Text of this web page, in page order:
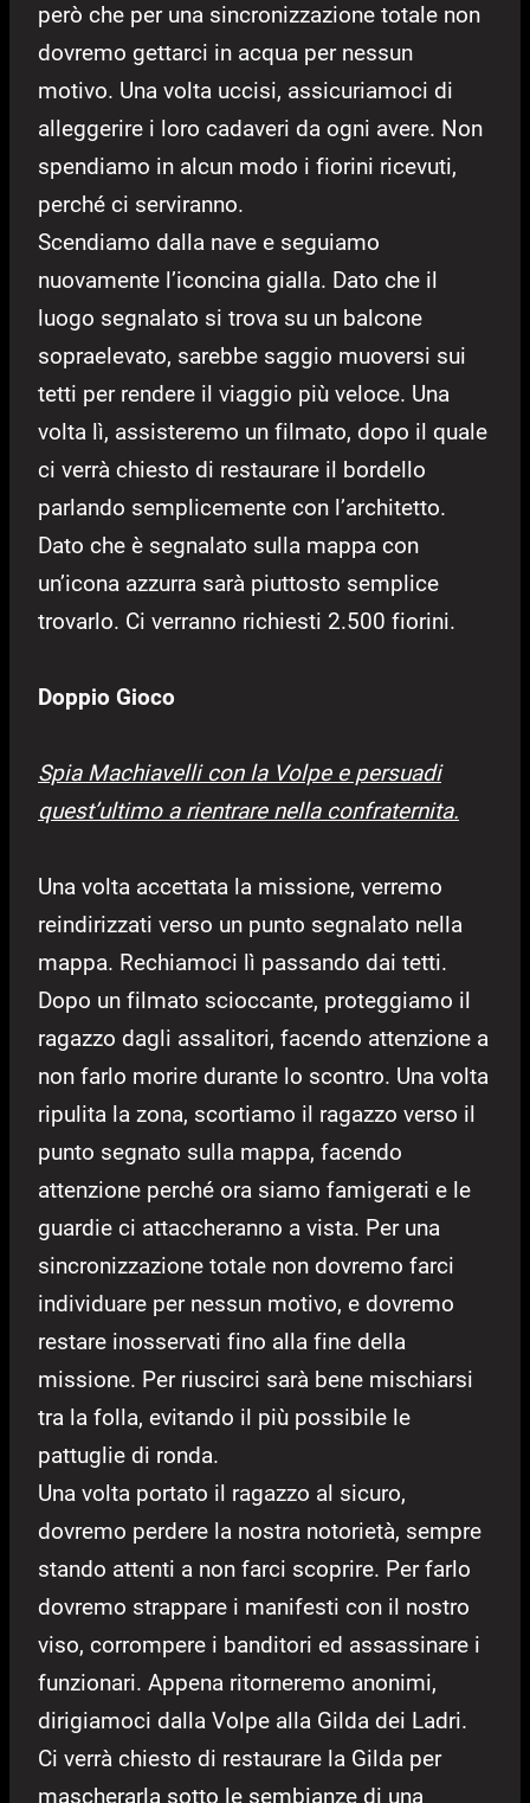
però che per una sincronizzazione totale non
dovremo gettarci in acqua per nessun
motivo. Una volta uccisi, assicuriamoci di
alleggerire i loro cadaveri da ogni avere. Non
spendiamo in alcun modo i fiorini ricevuti,
perché ci serviranno.
Scendiamo dalla nave e seguiamo
nuovamente l’iconcina gialla. Dato che il
luogo segnalato si trova su un balcone
sopraelevato, sarebbe saggio muoversi sui
tetti per rendere il viaggio più veloce. Una
volta lì, assisteremo un filmato, dopo il quale
ci verrà chiesto di restaurare il bordello
parlando semplicemente con l’architetto.
Dato che è segnalato sulla mappa con
un’icona azzurra sarà piuttosto semplice
trovarlo. Ci verranno richiesti 2.500 fiorini.
Doppio Gioco
Spia Machiavelli con la Volpe e persuadi
quest’ultimo a rientrare nella confraternita.
Una volta accettata la missione, verremo
reindirizzati verso un punto segnalato nella
mappa. Rechiamoci lì passando dai tetti.
Dopo un filmato scioccante, proteggiamo il
ragazzo dagli assalitori, facendo attenzione a
non farlo morire durante lo scontro. Una volta
ripulita la zona, scortiamo il ragazzo verso il
punto segnato sulla mappa, facendo
attenzione perché ora siamo famigerati e le
guardie ci attaccheranno a vista. Per una
sincronizzazione totale non dovremo farci
individuare per nessun motivo, e dovremo
restare inosservati fino alla fine della
missione. Per riuscirci sarà bene mischiarsi
tra la folla, evitando il più possibile le
pattuglie di ronda.
Una volta portato il ragazzo al sicuro,
dovremo perdere la nostra notorietà, sempre
stando attenti a non farci scoprire. Per farlo
dovremo strappare i manifesti con il nostro
viso, corrompere i banditori ed assassinare i
funzionari. Appena ritorneremo anonimi,
dirigiamoci dalla Volpe alla Gilda dei Ladri.
Ci verrà chiesto di restaurare la Gilda per
mascherarla sotto le sembianze di una